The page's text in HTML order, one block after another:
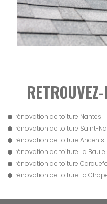
rénovation de toiture Nantes
rénovation de toiture Saint-
rénovation de toiture Ancenis
rénovation de toiture La Baule
rénovation de toiture
rénovation de toiture La